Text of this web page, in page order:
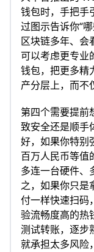
钱包时，手把手
过图示告诉你“
区块链多年、会
可以考虑更专业
钱包，把更多精
产分层上，而不
第四个需要提前
致安全还是顺手
好，如果你特别
百万人民币等值
多连一台硬件、
之，如果你只是
付一样快速扫码
验流畅度高的热
测试转账，逐步
就承担太多风险